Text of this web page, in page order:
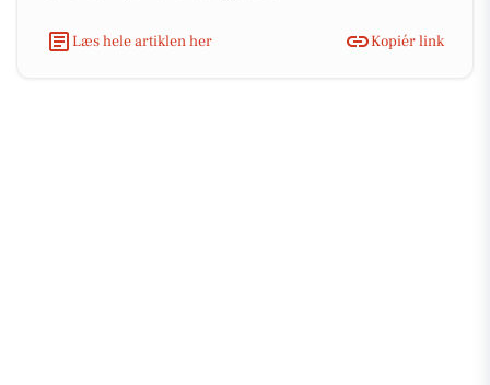
Læs hele artiklen her Kopiér link